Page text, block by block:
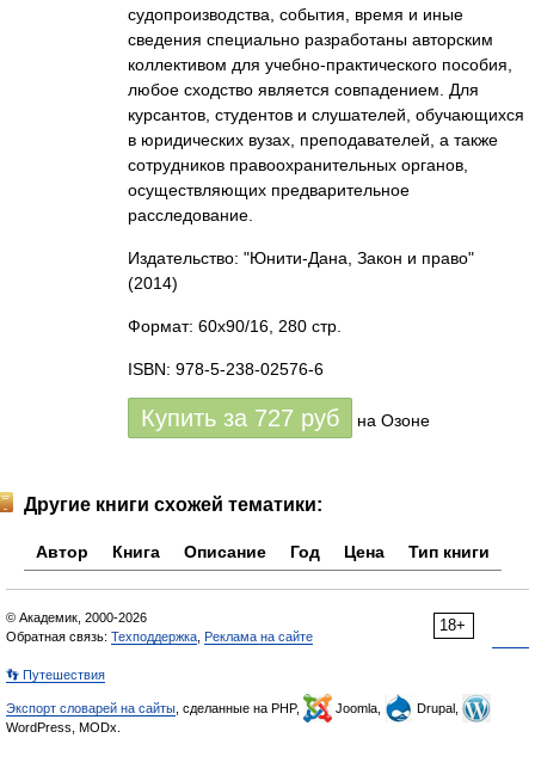
судопроизводства, события, время и иные
сведения специально разработаны авторским
коллективом для учебно-практического пособия,
любое сходство является совпадением. Для
курсантов, студентов и слушателей, обучающихся
в юридических вузах, преподавателей, а также
сотрудников правоохранительных органов,
осуществляющих предварительное
расследование.
Издательство: "Юнити-Дана, Закон и право"
(2014)
Формат: 60x90/16, 280 стр.
ISBN: 978-5-238-02576-6
Купить за 727 руб на Озоне
Другие книги схожей тематики:
Автор Книга Описание Год Цена Тип книги
18+
© Академик, 2000-2026
Обратная связь: Техподдержка Реклама на сайте
👣 Путешествия
Экспорт словарей на сайты , сделанные на PHP, Joomla,
Drupal,
WordPress, MODx.